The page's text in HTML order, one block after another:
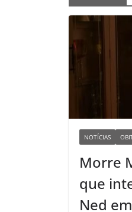
NOTÍCIAS
Morre
que
Ned